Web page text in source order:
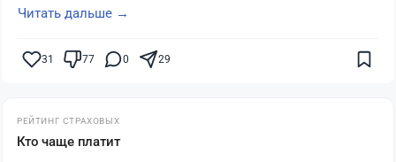
Читать дальше →
31 77 0 29
РЕЙТИНГ СТРАХОВЫХ
Кто чаще платит